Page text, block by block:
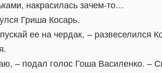
накрасилась зачем-то…
Гриша Косарь.
ее на чердак, – развеселился
– подал голос Гоша Василенко. –